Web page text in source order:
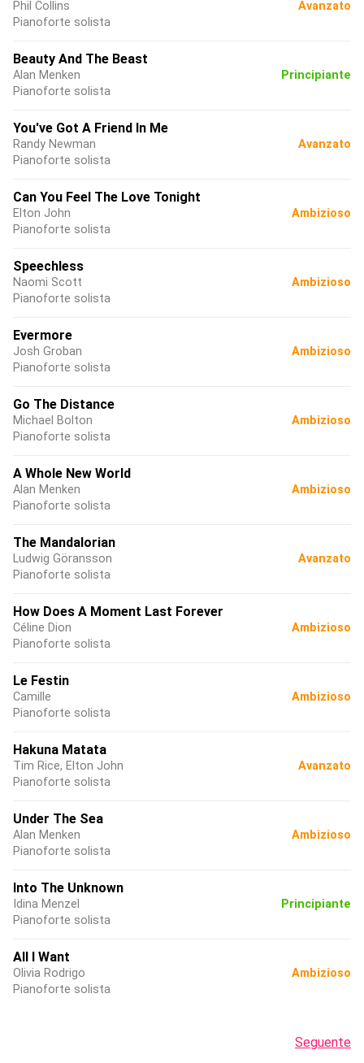
Phil Collins
Pianoforte solista
Avanzato
Beauty And The Beast
Alan Menken
Pianoforte solista
Principiante
You've Got A Friend In Me
Randy Newman
Pianoforte solista
Avanzato
Can You Feel The Love Tonight
Elton John
Pianoforte solista
Ambizioso
Speechless
Naomi Scott
Pianoforte solista
Ambizioso
Evermore
Josh Groban
Pianoforte solista
Ambizioso
Go The Distance
Michael Bolton
Pianoforte solista
Ambizioso
A Whole New World
Alan Menken
Pianoforte solista
Ambizioso
The Mandalorian
Ludwig Göransson
Pianoforte solista
Avanzato
How Does A Moment Last Forever
Céline Dion
Pianoforte solista
Ambizioso
Le Festin
Camille
Pianoforte solista
Ambizioso
Hakuna Matata
Tim Rice, Elton John
Pianoforte solista
Avanzato
Under The Sea
Alan Menken
Pianoforte solista
Ambizioso
Into The Unknown
Idina Menzel
Pianoforte solista
Principiante
All I Want
Olivia Rodrigo
Pianoforte solista
Ambizioso
Seguente